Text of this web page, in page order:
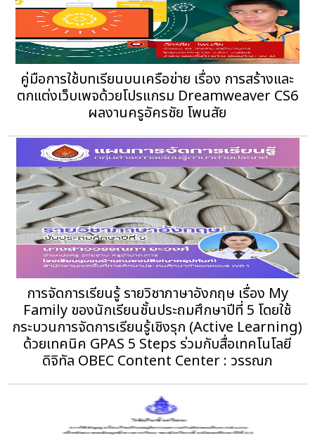
คู่มือการใช้บทเรียนบนเครือข่าย เรื่อง การสร้างและ
ตกแต่งเว็บเพจด้วยโปรแกรม Dreamweaver CS6
ผลงานครูอัครชัย โพนสัย
การจัดการเรียนรู้ รายวิชาภาษาอังกฤษ เรื่อง My
Family ของนักเรียนชั้นประถมศึกษาปีที่ 5 โดยใช้
กระบวนการจัดการเรียนรู้เชิงรุก (Active Learning)
ด้วยเทคนิค GPAS 5 Steps ร่วมกับสื่อเทคโนโลยี
ดิจิทัล OBEC Content Center : วรรณภ